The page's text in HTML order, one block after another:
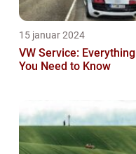
15 januar 2024
VW Service: Everything
You Need to Know